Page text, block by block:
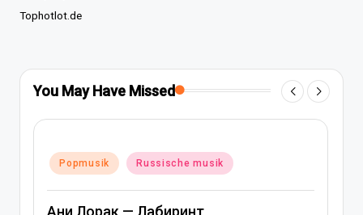
Tophotlot.de
You May Have Missed
Popmusik Rap und hip-hop musik
Russische musik